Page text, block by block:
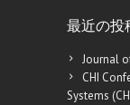
最近の投
Journal
CHI
Systems